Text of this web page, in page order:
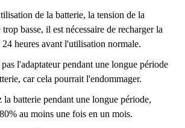
de la batterie, la tension de la
basse, il est nécessaire de recharger la
heures avant l'utilisation normale.
l'adaptateur pendant une longue période
car cela pourrait l'endommager.
la batterie pendant une longue période,
au moins une fois en un mois.